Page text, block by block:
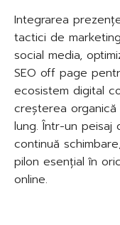
Integrarea
tactici de
social media,
SEO off page
ecosistem digital
creșterea
lung. Într-un peisaj
continuă
pilon esențial în
online.